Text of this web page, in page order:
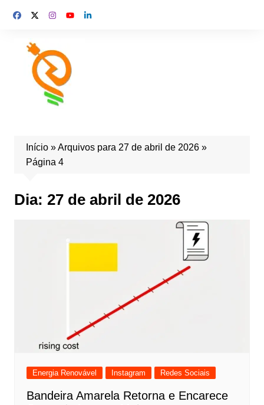
Início»Arquivos para 27 de abril de 2026»
Página 4
Dia: 27 de abril de 2026
Energia Renovável Instagram Redes Sociais
Bandeira Amarela Retorna e Encarece